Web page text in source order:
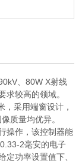
、80W X射线
求较高的领域。
采用端窗设计，
质量均优异。
操作，该控制器能
2毫安的电子
定功率设置值下、